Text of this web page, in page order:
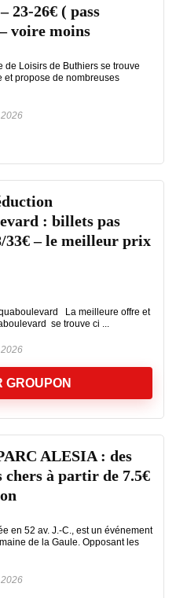
23-26€ ( pass
voire moins
de Loisirs de Buthiers se trouve
et propose de nombreuses
: billets pas
33€ – le meilleur prix
La meilleure offre et
se trouve ci ...
GROUPON
ALESIA : des
chers à partir de 7.5€
en 52 av. J.-C., est un événement
de la Gaule. Opposant les